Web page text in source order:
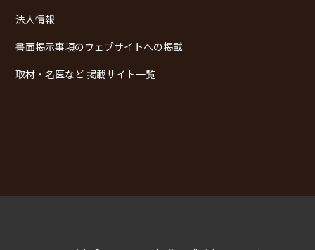
法人情報
書面掲示事項のウェブサイトへの掲載
取材・名医など 掲載サイト一覧